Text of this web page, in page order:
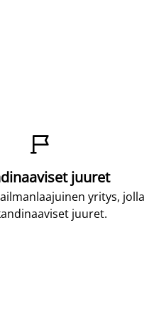

juuret
yritys, jolla
juuret.